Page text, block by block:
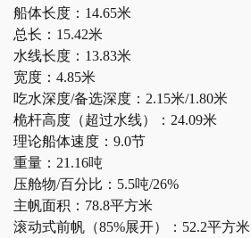
船体长度： 14.65米
总长： 15.42米
水线长度： 13.83米
宽度： 4.85米
吃水深度/备选深度：2.15米/1.80米
桅杆高度（超过水线）： 24.09米
理论船体速度： 9.0节
重量： 21.16吨
压舱物/百分比：5.5吨/26%
主帆面积： 78.8平方米
滚动式前帆（85%展开）：52.2平方米